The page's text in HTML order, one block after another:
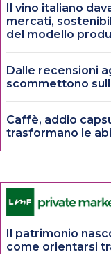
Il vino italiano
mercati,
del modello
Dalle recensioni
scommettono
Caffè, addio
trasformano le
Il patrimonio
come orientarsi